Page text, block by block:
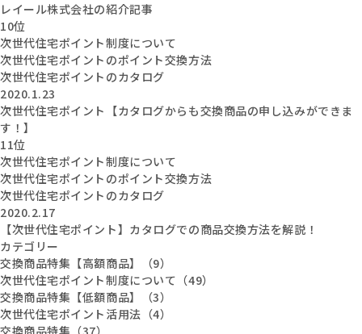
レイール株式会社の紹介記事
10位
次世代住宅ポイント制度について
次世代住宅ポイントのポイント交換方法
次世代住宅ポイントのカタログ
2020.1.23
次世代住宅ポイント【カタログからも交換商品の申し込みができま
す！】
11位
次世代住宅ポイント制度について
次世代住宅ポイントのポイント交換方法
次世代住宅ポイントのカタログ
2020.2.17
【次世代住宅ポイント】カタログでの商品交換方法を解説！
カテゴリー
交換商品特集【高額商品】（9）
次世代住宅ポイント制度について（49）
交換商品特集【低額商品】（3）
次世代住宅ポイント活用法（4）
交換商品特集（37）